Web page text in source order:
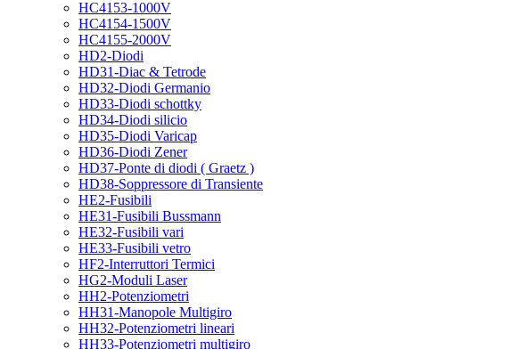
HC4153-1000V
HC4154-1500V
HC4155-2000V
HD2-Diodi
HD31-Diac & Tetrode
HD32-Diodi Germanio
HD33-Diodi schottky
HD34-Diodi silicio
HD35-Diodi Varicap
HD36-Diodi Zener
HD37-Ponte di diodi ( Graetz )
HD38-Soppressore di Transiente
HE2-Fusibili
HE31-Fusibili Bussmann
HE32-Fusibili vari
HE33-Fusibili vetro
HF2-Interruttori Termici
HG2-Moduli Laser
HH2-Potenziometri
HH31-Manopole Multigiro
HH32-Potenziometri lineari
HH33-Potenziometri multigiro